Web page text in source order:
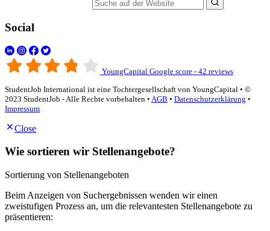
Social
YoungCapital Google score - 42 reviews
StudentJob International ist eine Tochtergesellschaft von YoungCapital • ©
2023 StudentJob - Alle Rechte vorbehalten • AGB • Datenschutzerklärung •
Impressum
Close
Wie sortieren wir Stellenangebote?
Sortierung von Stellenangeboten
Beim Anzeigen von Suchergebnissen wenden wir einen
zweistufigen Prozess an, um die relevantesten Stellenangebote zu
präsentieren: